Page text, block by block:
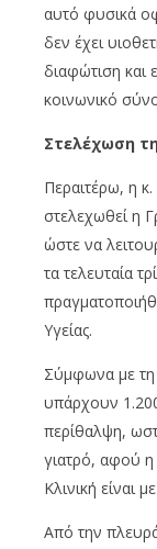
αυτό φυσικά
δεν έχει
διαφώτιση και
κοινωνικό
Στελέχωση
Περαιτέρω, η
στελεχωθεί η
ώστε να
τα τελευταία
Υγείας.
Σύμφωνα με τη
υπάρχουν
περίθαλψη,
γιατρό, αφού η
Κλινική είναι
Από την